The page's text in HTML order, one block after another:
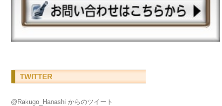
TWITTER
@Rakugo_Hanashi からのツイート